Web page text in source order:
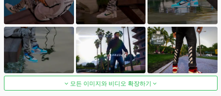
모든 이미지와 비디오 확장하기